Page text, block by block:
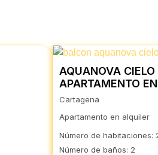
AQUANOVA
APARTAMENTO
Cartagena
Apartamento en alquiler
Número de habitaciones:
Número de baños: 2